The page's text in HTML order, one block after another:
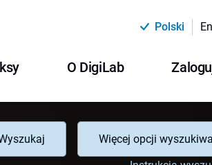
Polski
O DigiLab
Więcej opcji